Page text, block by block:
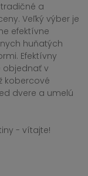
tradičné a
Veľký výber je
efektívne
huňatých
Efektívny
objednať v
kobercové
dvere a umelú
- vítajte!